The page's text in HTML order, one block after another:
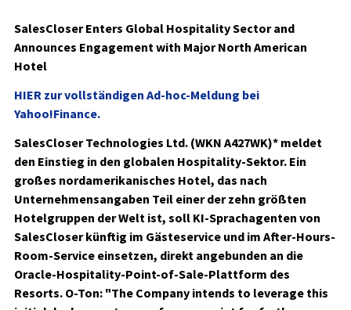
SalesCloser Enters Global Hospitality Sector and
Announces Engagement with Major North American
Hotel
HIER zur vollständigen Ad-hoc-Meldung bei
Yahoo!Finance.
SalesCloser Technologies Ltd. (WKN A427WK)* meldet
den Einstieg in den globalen Hospitality-Sektor. Ein
großes nordamerikanisches Hotel, das nach
Unternehmensangaben Teil einer der zehn größten
Hotelgruppen der Welt ist, soll KI-Sprachagenten von
SalesCloser künftig im Gästeservice und im After-Hours-
Room-Service einsetzen, direkt angebunden an die
Oracle-Hospitality-Point-of-Sale-Plattform des
Resorts. O-Ton: "The Company intends to leverage this